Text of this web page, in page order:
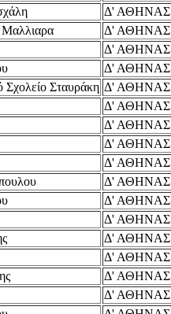
Δ' ΑΘΗΝΑΣ
Μαλλιαρα
Δ' ΑΘΗΝΑΣ
Δ' ΑΘΗΝΑΣ
Δ' ΑΘΗΝΑΣ
Σχολείο Σταυράκη Δ' ΑΘΗΝΑΣ
Δ' ΑΘΗΝΑΣ
Δ' ΑΘΗΝΑΣ
Δ' ΑΘΗΝΑΣ
Δ' ΑΘΗΝΑΣ
Δ' ΑΘΗΝΑΣ
Δ' ΑΘΗΝΑΣ
Δ' ΑΘΗΝΑΣ
Δ' ΑΘΗΝΑΣ
Δ' ΑΘΗΝΑΣ
Δ' ΑΘΗΝΑΣ
Δ' ΑΘΗΝΑΣ